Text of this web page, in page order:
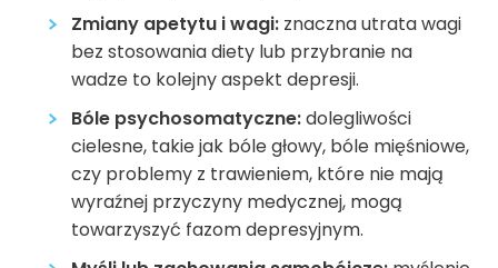
Zmiany apetytu i wagi: znaczna utrata wagi
bez stosowania diety lub przybranie na
wadze to kolejny aspekt depresji.
Bóle psychosomatyczne:dolegliwości
cielesne, takie jak bóle głowy, bóle mięśniowe,
czy problemy z trawieniem, które nie mają
wyraźnej przyczyny medycznej, mogą
towarzyszyć fazom depresyjnym.